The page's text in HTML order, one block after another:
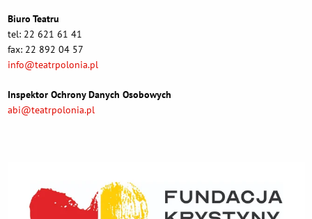
Biuro Teatru
tel: 22 621 61 41
fax: 22 892 04 57
info@teatrpolonia.pl
Inspektor Ochrony Danych Osobowych
abi@teatrpolonia.pl